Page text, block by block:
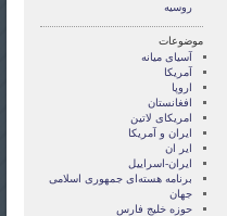
روسیه
موضوعات
آسيای ميانه
آمریکا
اروپا
افغانستان
امریکای لاتین
ايران و آمريکا
ایر ان
ایران-اسراییل
برنامه هسته‌ای جمهوری اسلامی
جهان
حوزه خلیج فارس